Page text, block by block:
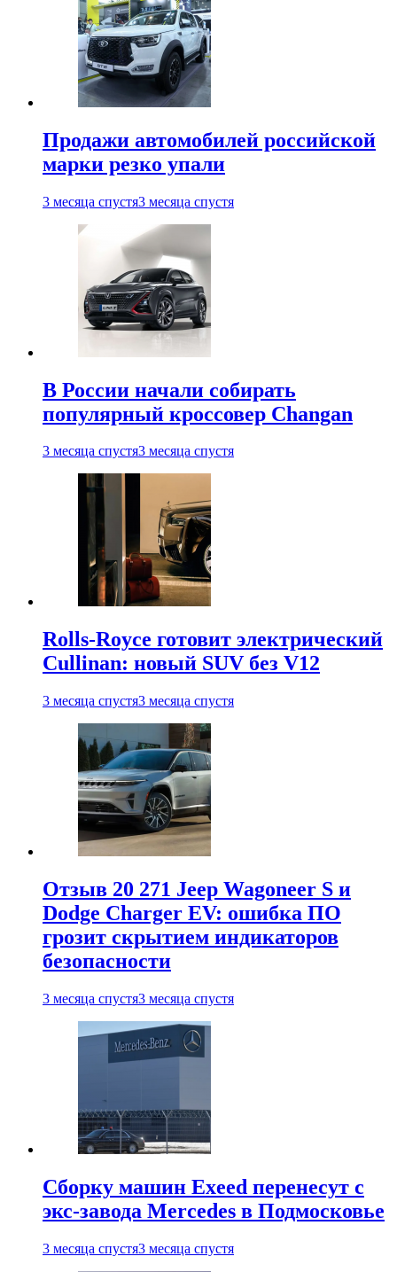
Продажи автомобилей российской
марки резко упали
3 месяца спустя3 месяца спустя
В России начали собирать
популярный кроссовер Changan
3 месяца спустя3 месяца спустя
Rolls-Royce готовит электрический
Cullinan: новый SUV без V12
3 месяца спустя3 месяца спустя
Отзыв 20 271 Jeep Wagoneer S и
Dodge Charger EV: ошибка ПО
грозит скрытием индикаторов
безопасности
3 месяца спустя3 месяца спустя
Сборку машин Exeed перенесут с
экс-завода Mercedes в Подмосковье
3 месяца спустя3 месяца спустя